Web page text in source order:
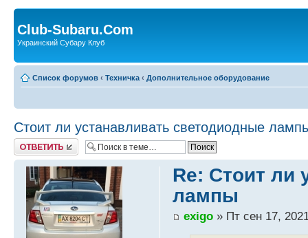
Club-Subaru.Com
Украинский Субару Клуб
Список форумов ‹ Техничка ‹ Дополнительное оборудование
Стоит ли устанавливать светодиодные
Ответить
Re: Стоит ли
лампы
exigo» Пт сен 17,